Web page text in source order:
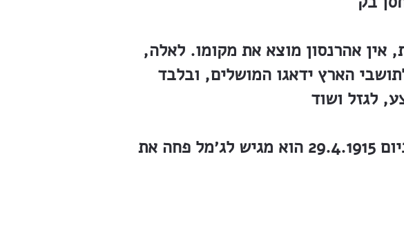
אין אהרנסון מוצא את מקומו. לאלה,
הארץ ידאגו המושלים, ובלבד
אהרן אהרנסון בועט במנויים של ג׳מל פחה, קצה נפשו, וביום 29.4.1915 הוא מגיש לג׳מל פחה את